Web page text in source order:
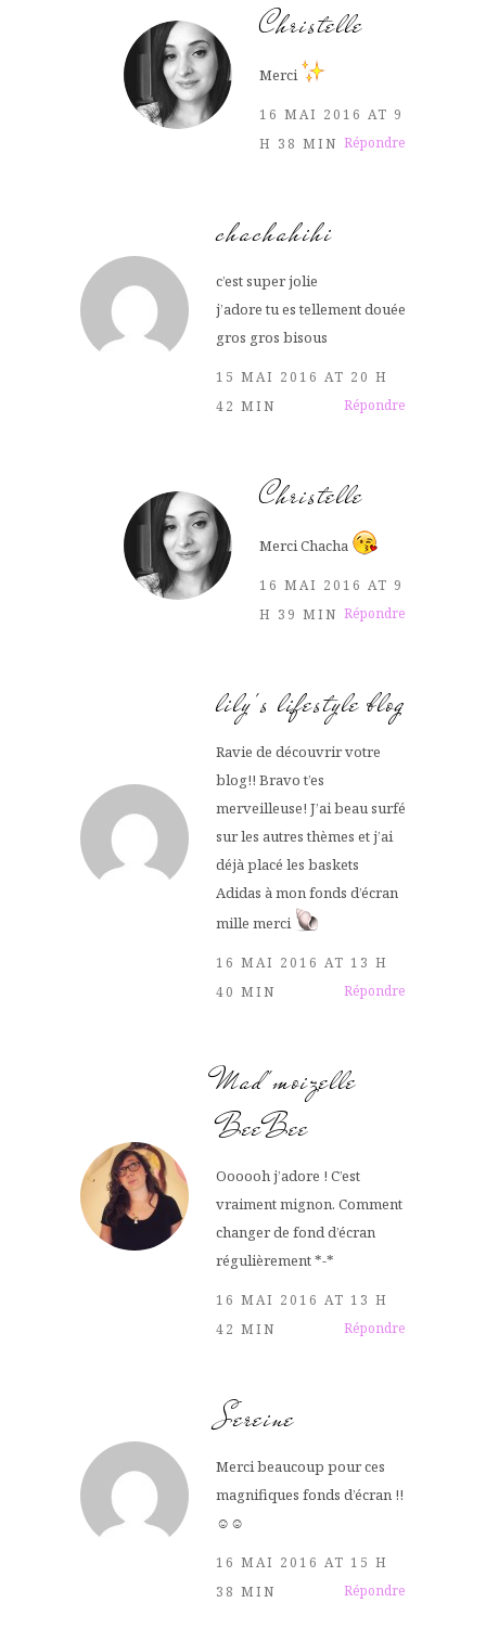
Christelle
Merci
16 MAI 2016 AT 9
H 38 MIN Répondre
chachahihi
c’est super jolie
j’adore tu es tellement douée
gros gros bisous
15 MAI 2016 AT 20 H
42 MIN
Répondre
Christelle
Merci Chacha
16 MAI 2016 AT 9
H 39 MIN Répondre
lily's lifestyle blog
Ravie de découvrir votre
blog!! Bravo t’es
merveilleuse! J’ai beau surfé
sur les autres thèmes et j’ai
déjà placé les baskets
Adidas à mon fonds d’écran
mille merci
16 MAI 2016 AT 13 H
40 MIN
Répondre
Mad'moizelle
BeeBee
Oooooh j’adore ! C’est
vraiment mignon. Comment
changer de fond d’écran
régulièrement *-*
16 MAI 2016 AT 13 H
42 MIN
Répondre
Sereine
Merci beaucoup pour ces
magnifiques fonds d’écran !!
☺️☺️
16 MAI 2016 AT 15 H
38 MIN
Répondre